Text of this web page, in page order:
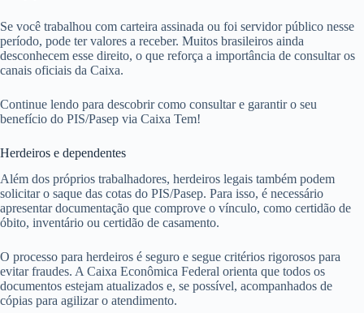
Se você trabalhou com carteira assinada ou foi servidor público nesse
período, pode ter valores a receber. Muitos brasileiros ainda
desconhecem esse direito, o que reforça a importância de consultar os
canais oficiais da Caixa.
Continue lendo para descobrir como consultar e garantir o seu
benefício do PIS/Pasep via Caixa Tem!
Herdeiros e dependentes
Além dos próprios trabalhadores, herdeiros legais também podem
solicitar o saque das cotas do PIS/Pasep. Para isso, é necessário
apresentar documentação que comprove o vínculo, como certidão de
óbito, inventário ou certidão de casamento.
O processo para herdeiros é seguro e segue critérios rigorosos para
evitar fraudes. A Caixa Econômica Federal orienta que todos os
documentos estejam atualizados e, se possível, acompanhados de
cópias para agilizar o atendimento.